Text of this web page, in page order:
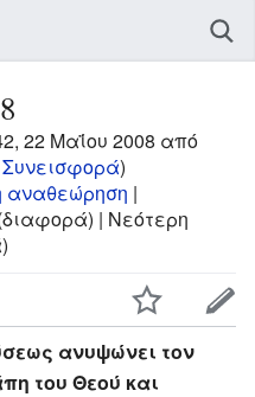
22 Μαΐου 2008 από
Συνεισφορά)
αναθεώρηση |
| Νεότερη
ανυψώνει τον
του Θεού και